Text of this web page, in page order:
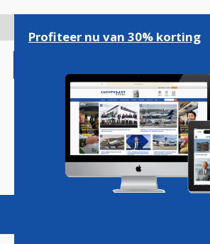
gaan
Magazine Podcasts
Profiteer nu van 30% korting